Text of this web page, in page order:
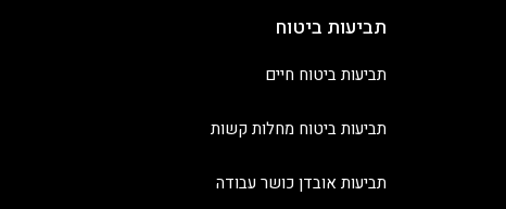
תביעות ביטוח
תביעות ביטוח חיים
תביעות ביטוח מחלות קשות
תביעות אובדן כושר עבודה